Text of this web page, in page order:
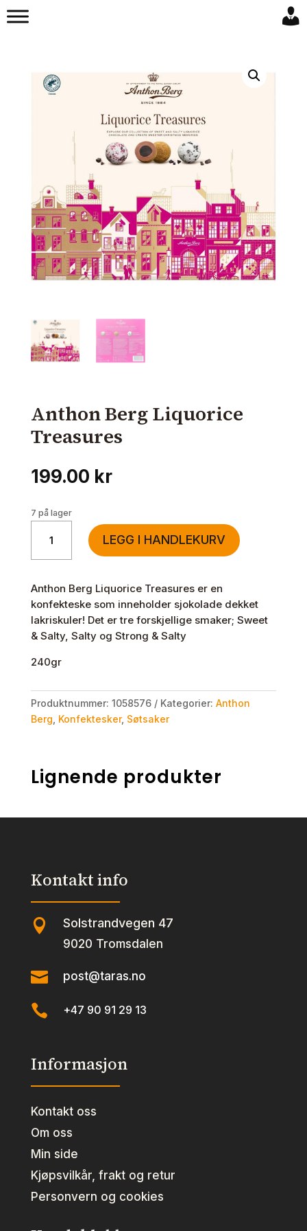
Anthon Berg Liquorice
Treasures
199.00 kr
7 på lager
Berg
Liquorice
antall
LEGG I HANDLEKURV
Anthon Berg Liquorice Treasures er en
konfekteske som inneholder sjokolade dekket
lakriskuler! Det er tre forskjellige smaker; Sweet
& Salty, Salty og Strong & Salty
240gr
Produktnummer: 1058576 Kategorier: Anthon
Berg Konfektesker, Søtsaker
Lignende produkter
Kontakt info
 Solstrandvegen 47
9020 Tromsdalen
 post@taras.no
 +47 90 91 29 13
Informasjon
Kontakt oss
Om oss
Min side
Kjøpsvilkår, frakt og retur
Personvern og cookies